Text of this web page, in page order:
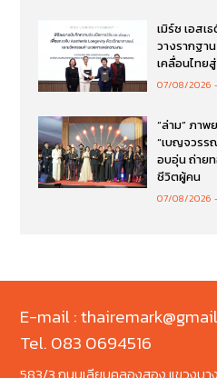
เมิร์ซ เอสเ
วางรากฐา
เคลื่อนไทย
07/08/2026
“ล่าม” ภา
“เบญจวรร
อบอุ่น ถ่าย
ชีวิตผู้คน
07/08/2026
E-mail :
Tel. 083 0694516